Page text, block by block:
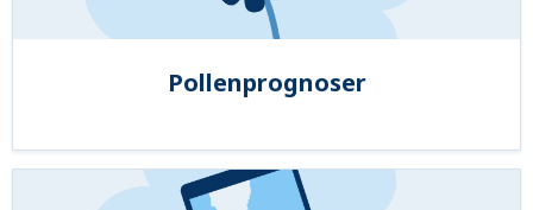
Pollenprognoser